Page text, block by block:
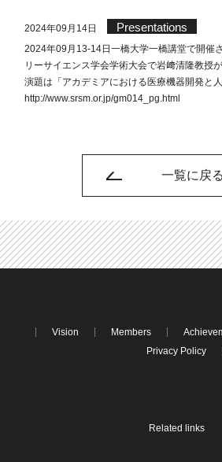
2024年09月14日 Presentations
2024年09月13-14日一橋大学一橋講堂で開催
リーサイエンス学会学術大会で岩﨑清隆教授
演題は「アカデミアにおける医療機器開発と人
http://www.srsm.or.jp/gm014_pg.html
一覧に戻る
Vision Members
Privacy Policy
Related links